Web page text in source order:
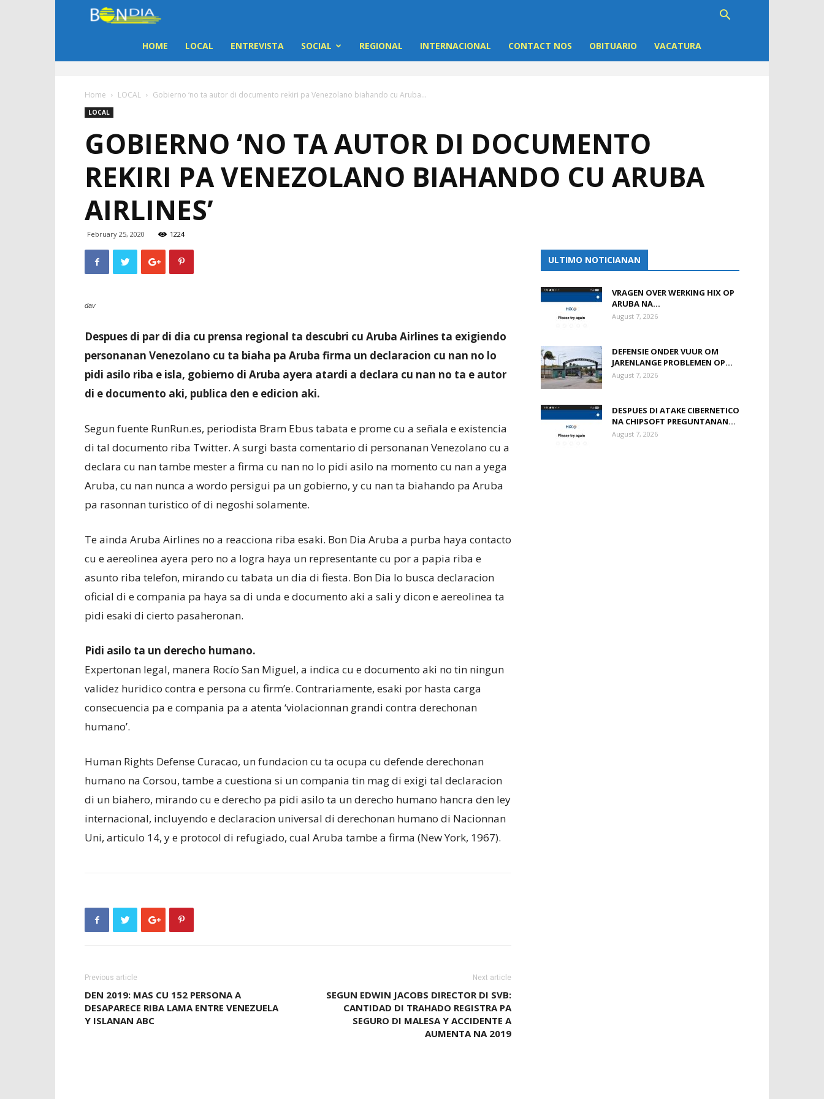
Dia
Noticia
di
Aruba
HOME LOCAL ENTREVISTA SOCIAL REGIONAL INTERNACIONAL CONTACT NOS OBITUARIO VACATURA
Home LOCAL Gobierno ‘no ta autor di documento rekiri pa Venezolano biahando cu Aruba...
LOCAL
GOBIERNO ‘NO TA AUTOR DI DOCUMENTO
REKIRI PA VENEZOLANO BIAHANDO CU ARUBA
AIRLINES’
February 25, 2020 1224
dav
Despues di par di dia cu prensa regional ta descubri cu Aruba Airlines ta exigiendo
personanan Venezolano cu ta biaha pa Aruba firma un declaracion cu nan no lo
pidi asilo riba e isla, gobierno di Aruba ayera atardi a declara cu nan no ta e autor
di e documento aki, publica den e edicion aki.
Segun fuente RunRun.es, periodista Bram Ebus tabata e prome cu a señala e existencia
di tal documento riba Twitter. A surgi basta comentario di personanan Venezolano cu a
declara cu nan tambe mester a firma cu nan no lo pidi asilo na momento cu nan a yega
Aruba, cu nan nunca a wordo persigui pa un gobierno, y cu nan ta biahando pa Aruba
pa rasonnan turistico of di negoshi solamente.
Te ainda Aruba Airlines no a reacciona riba esaki. Bon Dia Aruba a purba haya contacto
cu e aereolinea ayera pero no a logra haya un representante cu por a papia riba e
asunto riba telefon, mirando cu tabata un dia di fiesta. Bon Dia lo busca declaracion
oficial di e compania pa haya sa di unda e documento aki a sali y dicon e aereolinea ta
pidi esaki di cierto pasaheronan.
Pidi asilo ta un derecho humano.
Expertonan legal, manera Rocío San Miguel, a indica cu e documento aki no tin ningun
validez huridico contra e persona cu firm’e. Contrariamente, esaki por hasta carga
consecuencia pa e compania pa a atenta ‘violacionnan grandi contra derechonan
humano’.
Human Rights Defense Curacao, un fundacion cu ta ocupa cu defende derechonan
humano na Corsou, tambe a cuestiona si un compania tin mag di exigi tal declaracion
di un biahero, mirando cu e derecho pa pidi asilo ta un derecho humano hancra den ley
internacional, incluyendo e declaracion universal di derechonan humano di Nacionnan
Uni, articulo 14, y e protocol di refugiado, cual Aruba tambe a firma (New York, 1967).
Previous article
DEN 2019: MAS CU 152 PERSONA A
DESAPARECE RIBA LAMA ENTRE VENEZUELA
Y ISLANAN ABC
Next article
SEGUN EDWIN JACOBS DIRECTOR DI SVB:
CANTIDAD DI TRAHADO REGISTRA PA
SEGURO DI MALESA Y ACCIDENTE A
AUMENTA NA 2019
ULTIMO NOTICIANAN
VRAGEN OVER WERKING HIX OP
ARUBA NA...
August 7, 2026
DEFENSIE ONDER VUUR OM
JARENLANGE PROBLEMEN OP...
August 7, 2026
DESPUES DI ATAKE CIBERNETICO
NA CHIPSOFT PREGUNTANAN...
August 7, 2026